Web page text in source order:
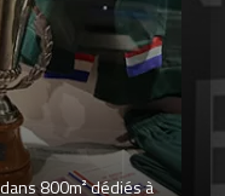
800m² dédiés à